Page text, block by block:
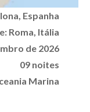
, Espanha
Roma , Itália
de 2026
09 noites
Marina